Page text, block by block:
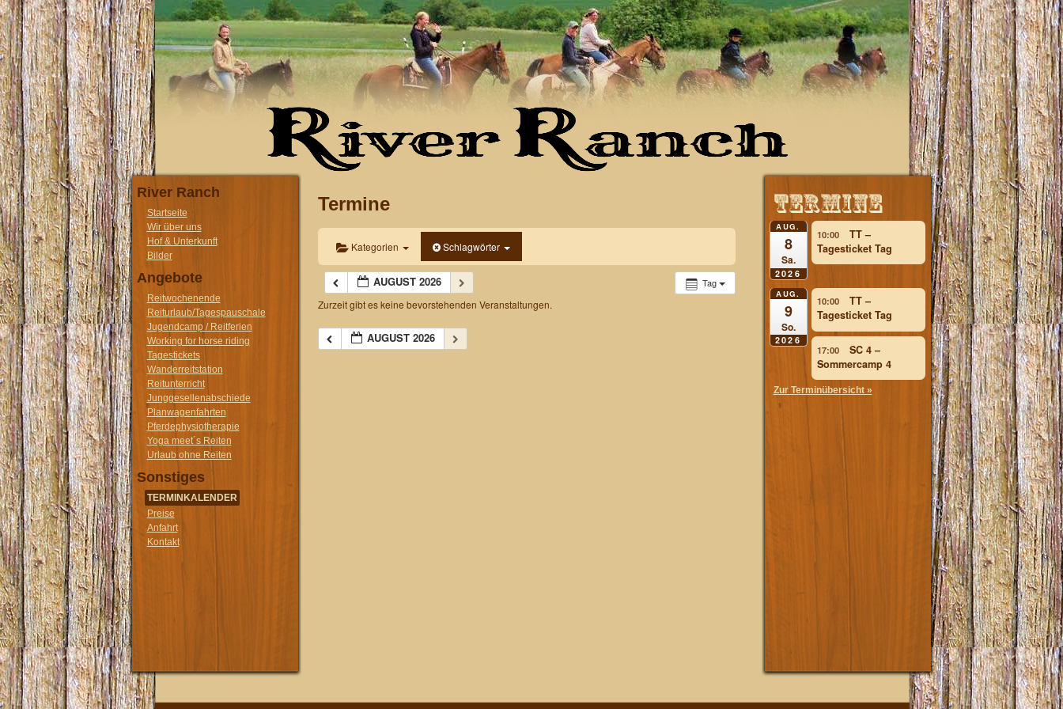
River Ranch
Startseite
Wir über uns
Hof & Unterkunft
Bilder
Angebote
Reitwochenende
Reiturlaub/Tagespauschale
Jugendcamp / Reitferien
Working for horse riding
Tagestickets
Wanderreitstation
Reitunterricht
Junggesellenabschiede
Planwagenfahrten
Pferdephysiotherapie
Yoga meet´s Reiten
Urlaub ohne Reiten
Sonstiges
TERMINKALENDER
Preise
Anfahrt
Kontakt
Termine
Kategorien Schlagwörter
Tag
AUGUST 2026
Zurzeit gibt es keine bevorstehenden Veranstaltungen.
AUGUST 2026
AUG.
8
Sa.
2026
10:00
TT –
Tagesticket Tag
AUG.
9
So.
2026
10:00
TT –
Tagesticket Tag
17:00
SC 4 –
Sommercamp 4
Zur Terminübersicht »
lg